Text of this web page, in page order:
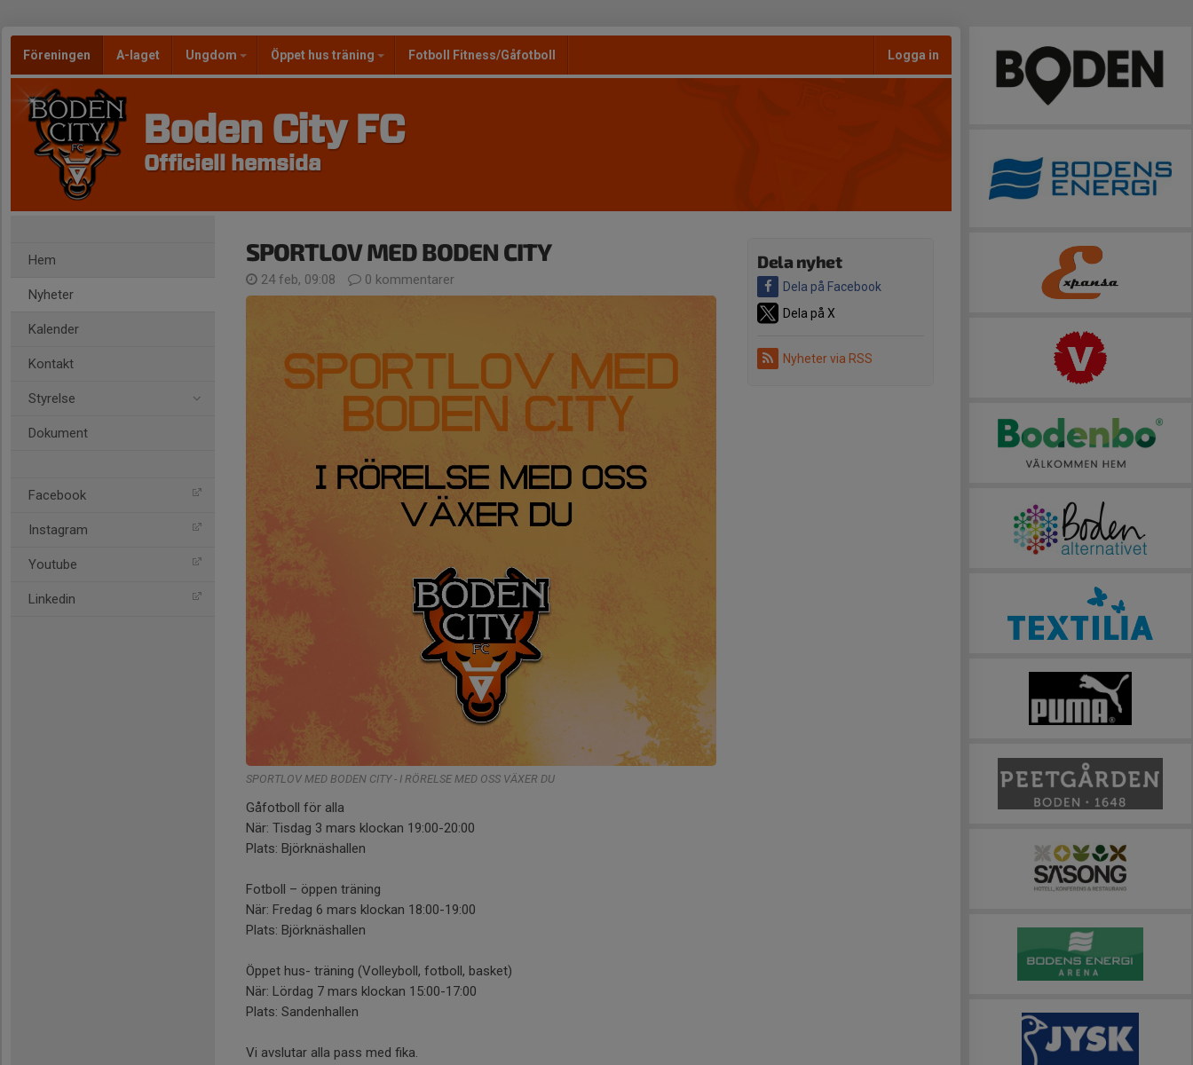
Föreningen A-laget Ungdom Öppet hus träning Fotboll Fitness/Gåfotboll Logga in
Boden City FC
Officiell hemsida
Hem
Nyheter
Kalender
Kontakt
Styrelse
Dokument
Facebook
Instagram
Youtube
Linkedin
Dela nyhet
Dela på Facebook
Dela på X
Nyheter via RSS
SPORTLOV MED BODEN CITY
24 feb, 09:08 0 kommentarer
SPORTLOV MED BODEN CITY - I RÖRELSE MED OSS VÄXER DU
Gåfotboll för alla
När: Tisdag 3 mars klockan 19:00-20:00
Plats: Björknäshallen
Fotboll – öppen träning
När: Fredag 6 mars klockan 18:00-19:00
Plats: Björknäshallen
Öppet hus- träning (Volleyboll, fotboll, basket)
När: Lördag 7 mars klockan 15:00-17:00
Plats: Sandenhallen
Vi avslutar alla pass med fika.